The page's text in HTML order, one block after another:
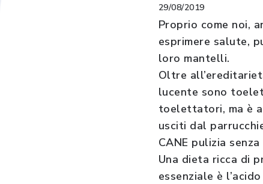
29/08/2019
Proprio come noi,
esprimere salute,
loro mantelli.
Oltre
lucente sono
toelettatori, ma è
usciti dal
CANE pulizia senza
Una dieta ricca di
essenziale è